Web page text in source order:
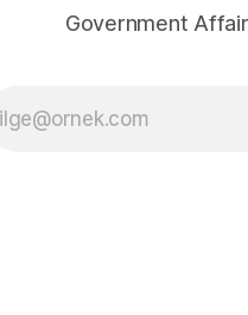
Government